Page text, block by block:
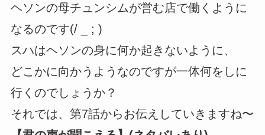
ヘソンの母チュンシムが営む店で働くように
なるのです(/ _ ; )
スハはヘソンの身に何か起きないように、
どこかに向かうようなのですが一体何をしに
行くのでしょうか？
それでは、第7話からお伝えしていきますね〜